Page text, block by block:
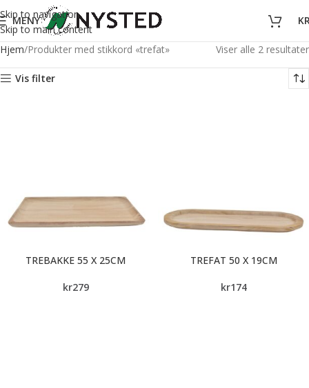
Skip to navigation
Skip to main content
MENY
Hjem Produkter med stikkord «trefat» Viser alle 2 resultater
Vis filter
TREBAKKE 55 X 25CM
kr279
TREFAT 50 X 19CM
kr174